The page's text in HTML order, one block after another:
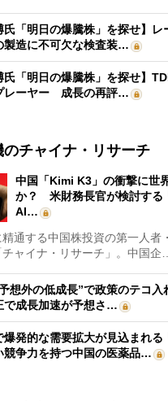
氏「明日の爆騰株」を探せ】
製造に不可欠な検査装…
氏「明日の爆騰株」を探せ】
レーヤー 成長の再評…
のチャイナ・リサーチ
中国「Kimi K3」の衝撃に世
か？ 米財務長官が検討する
AI…
通する中国株投資の第一人者
チャイナ・リサーチ」。中国企…
想外の低成長”で政策のテコ
で成長加速が予想さ…
爆発的な需要拡大が見込まれる
争力を持つ中国の医薬品…